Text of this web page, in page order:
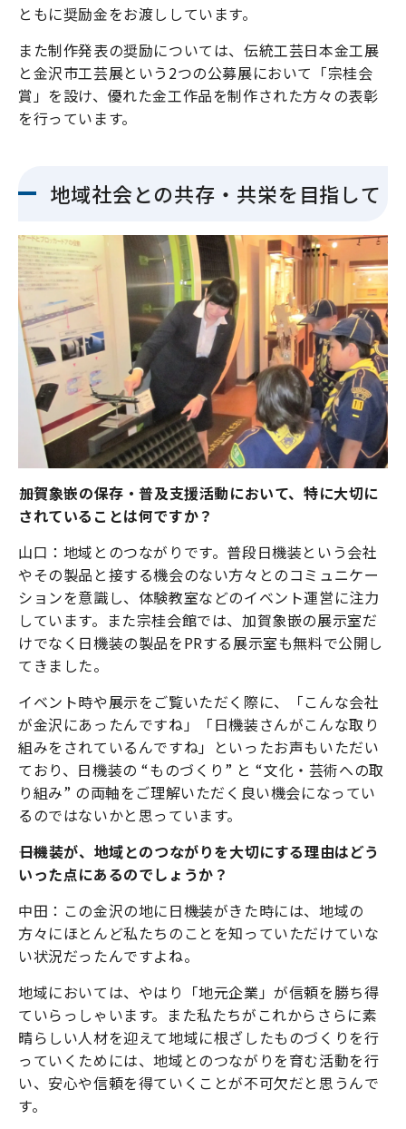
ともに奨励金をお渡ししています。
また制作発表の奨励については、伝統工芸日本金工展
と金沢市工芸展という2つの公募展において「宗桂会
賞」を設け、優れた金工作品を制作された方々の表彰
を行っています。
地域社会との共存・共栄を目指して
――加賀象嵌の保存・普及支援活動において、特に大切に
されていることは何ですか？
山口：地域とのつながりです。普段日機装という会社
やその製品と接する機会のない方々とのコミュニケー
ションを意識し、体験教室などのイベント運営に注力
しています。また宗桂会館では、加賀象嵌の展示室だ
けでなく日機装の製品をPRする展示室も無料で公開し
てきました。
イベント時や展示をご覧いただく際に、「こんな会社
が金沢にあったんですね」「日機装さんがこんな取り
組みをされているんですね」といったお声もいただい
ており、日機装の “ものづくり” と “文化・芸術への取
り組み” の両軸をご理解いただく良い機会になってい
るのではないかと思っています。
――日機装が、地域とのつながりを大切にする理由はどう
いった点にあるのでしょうか？
中田：この金沢の地に日機装がきた時には、地域の
方々にほとんど私たちのことを知っていただけていな
い状況だったんですよね。
地域においては、やはり「地元企業」が信頼を勝ち得
ていらっしゃいます。また私たちがこれからさらに素
晴らしい人材を迎えて地域に根ざしたものづくりを行
っていくためには、地域とのつながりを育む活動を行
い、安心や信頼を得ていくことが不可欠だと思うんで
す。